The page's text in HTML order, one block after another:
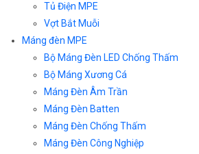
Tủ Điện MPE
Vợt Bắt Muỗi
Máng đèn MPE
Bộ Máng Đèn LED Chống Thấm
Bộ Máng Xương Cá
Máng Đèn Âm Trần
Máng Đèn Batten
Máng Đèn Chống Thấm
Máng Đèn Công Nghiệp